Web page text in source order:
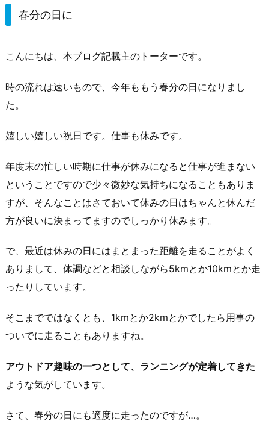
春分の日に
こんにちは、本ブログ記載主のトーターです。
時の流れは速いもので、今年ももう春分の日になりまし
た。
嬉しい嬉しい祝日です。仕事も休みです。
年度末の忙しい時期に仕事が休みになると仕事が進まない
ということですので少々微妙な気持ちになることもありま
すが、そんなことはさておいて休みの日はちゃんと休んだ
方が良いに決まってますのでしっかり休みます。
で、最近は休みの日にはまとまった距離を走ることがよく
ありまして、体調などと相談しながら5kmとか10kmとか走
ったりしています。
そこまでではなくとも、1kmとか2kmとかでしたら用事の
ついでに走ることもありますね。
アウトドア趣味の一つとして、ランニングが定着してきた
ような気がしています。
さて、春分の日にも適度に走ったのですが…。